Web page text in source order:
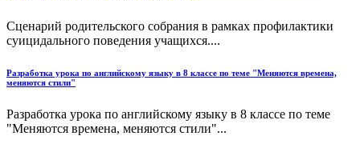
Сценарий родительского собрания в рамках профилактики
суицидального поведения учащихся....
Разработка урока по английскому языку в 8 классе по теме "Меняются времена,
меняются стили"
Разработка урока по английскому языку в 8 классе по теме
"Меняются времена, меняются стили"...